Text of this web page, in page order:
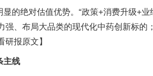
的绝对估值优势。“政策+消费升级+
、布局大品类的现代化中药创新标
报原文】
主线